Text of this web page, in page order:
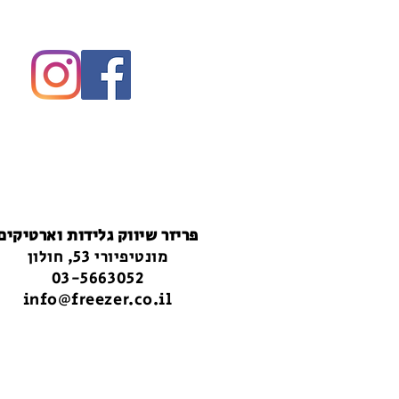
פריזר שיווק גלידות
מונטיפיורי 53, חולון
03-5663052
info@freezer.co.il